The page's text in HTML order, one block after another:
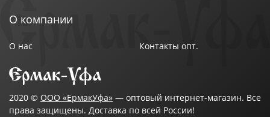
О компании
О нас Контакты опт.
2020 © ООО «ЕрмакУфа» — оптовый интернет-магазин. Все
права защищены. Доставка по всей России!